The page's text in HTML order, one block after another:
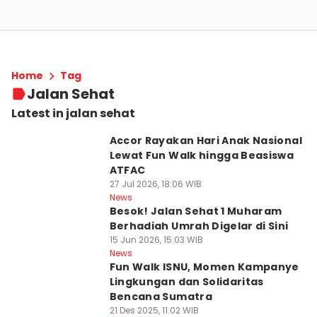
Home Tag
Jalan Sehat
Latest in jalan sehat
Accor Rayakan Hari Anak Nasional
Lewat Fun Walk hingga Beasiswa
ATFAC
27 Jul 2026, 18:06 WIB
News
Besok! Jalan Sehat 1 Muharam
Berhadiah Umrah Digelar di Sini
15 Jun 2026, 15:03 WIB
News
Fun Walk ISNU, Momen Kampanye
Lingkungan dan Solidaritas
Bencana Sumatra
21 Des 2025, 11:02 WIB